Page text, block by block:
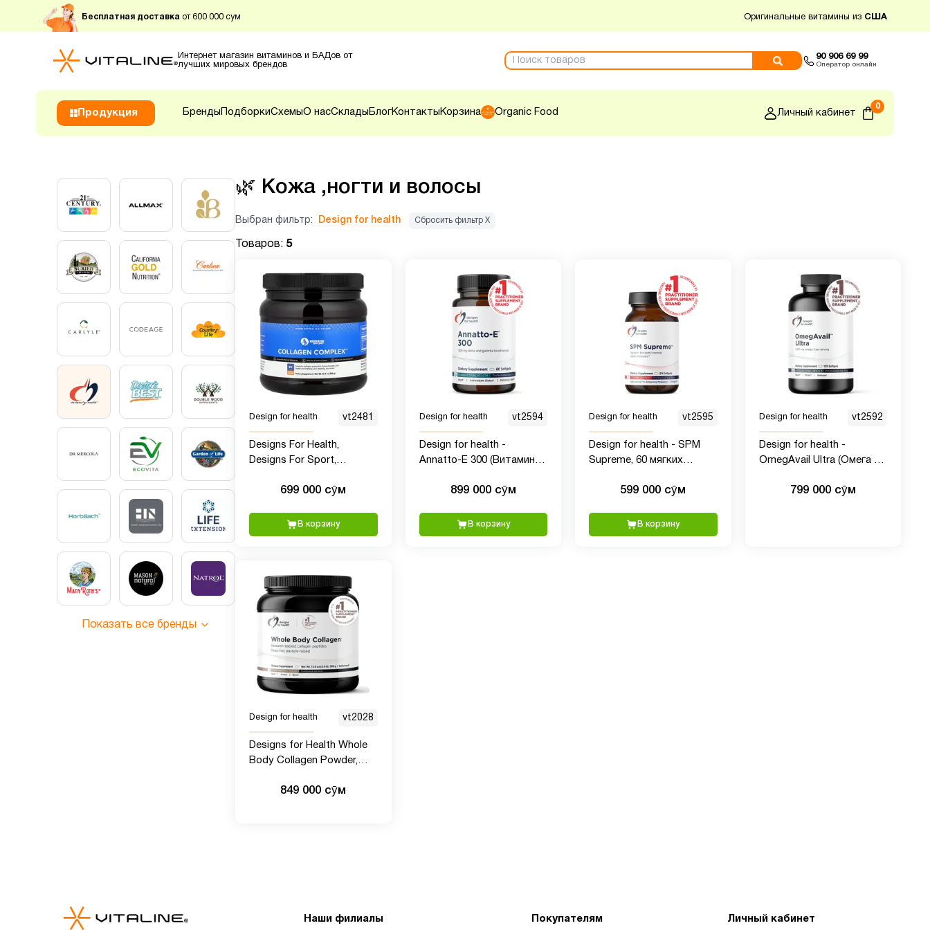
Бесплатная доставка от 600 000 сум Оригинальные витамины из США
Интернет магазин витаминов и БАДов от
лучших мировых брендов
90 906 69 99
Оператор онлайн
Продукция Бренды ПодборкиСхемыО насСклады БлогКонтакты Корзина Organic Food Личный кабинет
0
Показать все бренды
🌿 Кожа ,ногти и волосы
Выбран фильтр: Design for health Сбросить фильтр Х
Товаров: 5
Design for health vt2481
Designs For Health,
Designs For Sport,
(13,8 унции)699 000 сӯм
В корзину
Design for health vt2594
Design for health -
Annatto-E 300 (Витамин
899 000 сӯм
В корзину
Design for health vt2595
Design for health - SPM
Supreme, 60 мягких
599 000 сӯм
В корзину
Design for health vt2592
Design for health -
OmegAvail Ultra (Омега 3),
799 000 сӯм
Design for health vt2028
Designs for Health Whole
Body Collagen Powder,
коллаген Fortigel,
849 000 сӯм
Наши филиалы Покупателям Личный кабинет